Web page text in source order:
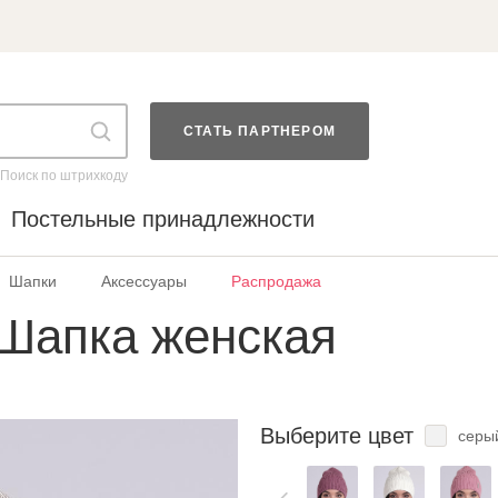
Поиск по штрихкоду
СТАТЬ ПАРТНЕРОМ
Постельные принадлежности
Шапки Аксессуары Распродажа
женская
Выберите цвет